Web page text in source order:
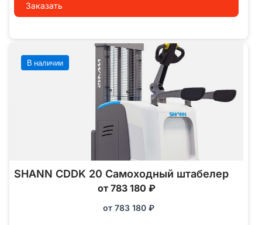
Заказать
В наличии
SHANN CDDK 20 Самоходный штабелер
от 783 180 ₽
от 783 180 ₽